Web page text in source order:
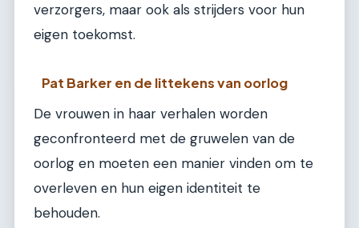
verzorgers, maar ook als strijders voor hun
eigen toekomst.
Pat Barker en de littekens van oorlog
De vrouwen in haar verhalen worden
geconfronteerd met de gruwelen van de
oorlog en moeten een manier vinden om te
overleven en hun eigen identiteit te
behouden.